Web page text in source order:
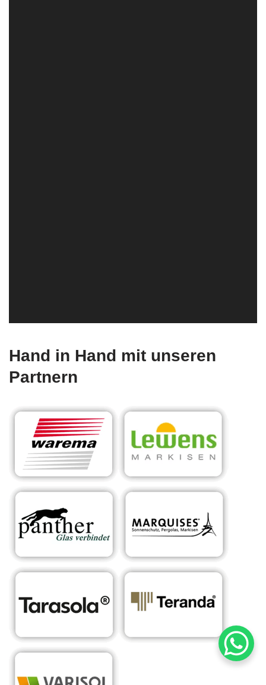
Hand in Hand mit unseren
Partnern